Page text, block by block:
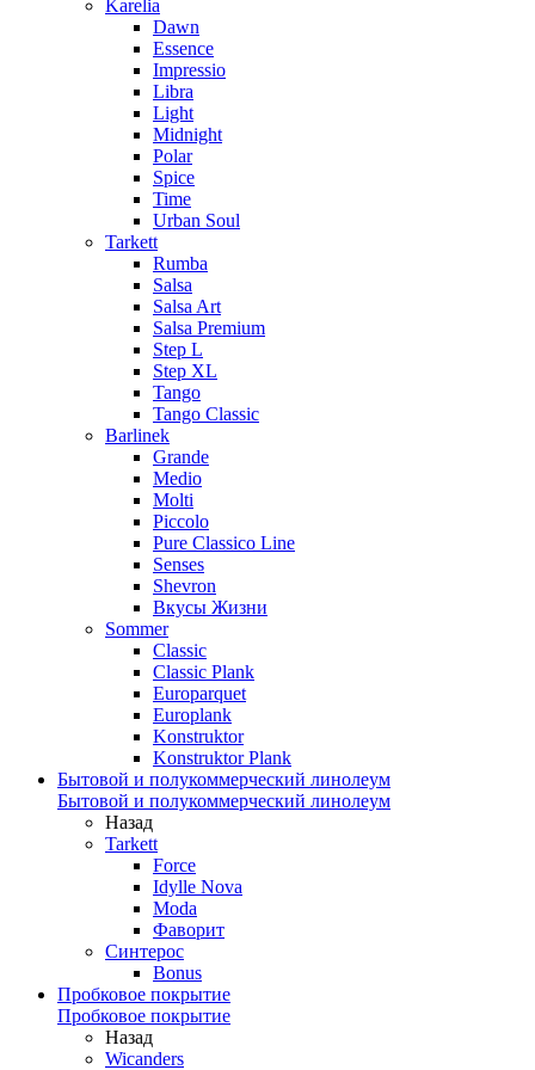
Karelia
Dawn
Essence
Impressio
Libra
Light
Midnight
Polar
Spice
Time
Urban Soul
Tarkett
Rumba
Salsa
Salsa Art
Salsa Premium
Step L
Step XL
Tango
Tango Classic
Barlinek
Grande
Medio
Molti
Piccolo
Pure Classico Line
Senses
Shevron
Вкусы Жизни
Sommer
Classic
Classic Plank
Europarquet
Europlank
Konstruktor
Konstruktor Plank
Бытовой и полукоммерческий линолеум
Бытовой и полукоммерческий линолеум
Назад
Tarkett
Force
Idylle Nova
Moda
Фаворит
Синтерос
Bonus
Пробковое покрытие
Пробковое покрытие
Назад
Wicanders